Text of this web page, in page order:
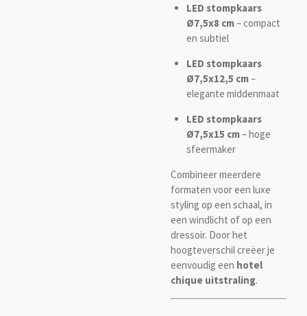
LED stompkaars
Ø7,5x8 cm– compact
en subtiel
LED stompkaars
Ø7,5x12,5 cm–
elegante middenmaat
LED stompkaars
Ø7,5x15 cm– hoge
sfeermaker
Combineer meerdere
formaten voor een luxe
styling op een schaal, in
een windlicht of op een
dressoir. Door het
hoogteverschil creëer je
eenvoudig een hotel
chique uitstraling.